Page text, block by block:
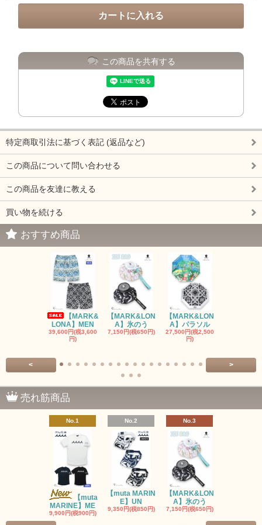
この商品を共有する
特定商取引法に基づく表記 (返品など)
この商品について問い合わせる
この商品を友達に教える
買い物を続ける
おすすめ商品
【MARK&
LONA】MEN
39,600円(税3,600
円)
【MARK&LON
A】氷のう
7,150円(税650円)
【MARK&LON
A】パラソル
27,500円(税2,500
円)
< >
売れ筋商品
No.1
【muta
MARINE】ME
9,900円(税900円)
No.2
【muta MARIN
E】UN
9,350円(税850円)
No.3
【MARK&LON
A】氷のう
7,150円(税650円)